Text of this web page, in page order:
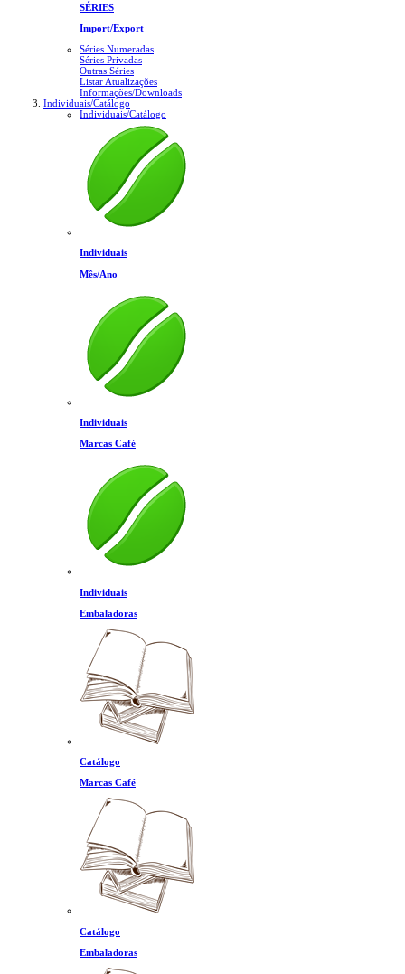
SÉRIES
Import/Export
Séries Numeradas
Séries Privadas
Outras Séries
Listar Atualizações
Informações/Downloads
Individuais/Catálogo
Individuais/Catálogo
Individuais
Mês/Ano
Individuais
Marcas Café
Individuais
Embaladoras
Catálogo
Marcas Café
Catálogo
Embaladoras